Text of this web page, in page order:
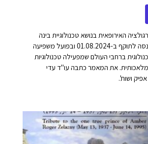
האירופאית בנושא טכנולוגיית בינה
מלאכותית שנכנסה לתוקף ב-01.08.2024 ובפועל משפיעה
ברחבי העולם שמפעילה טכנולוגיות
את המאמר כתבה עו"ד עדי
ושות'.